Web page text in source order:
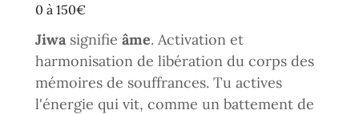
0 à 150€
Jiwa signifie âme. Activation et
harmonisation de libération du corps des
mémoires de souffrances. Tu actives
l'énergie qui vit, comme un battement de